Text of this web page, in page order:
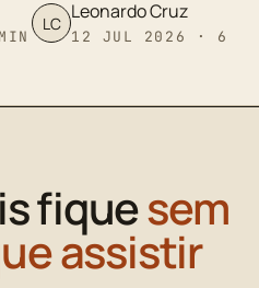
LC Leonardo Cruz
12 JUL 2026 · 6
fiquesem
assistir